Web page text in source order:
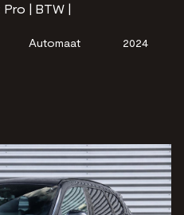
| BTW |
Automaat 2024